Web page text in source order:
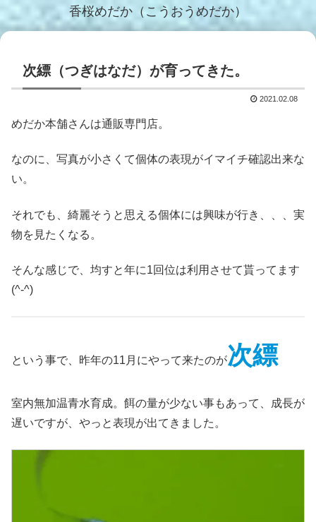
香桜めだか（こうおうめだか）
次縹（つぎはなだ）が育ってきた。
2021.02.08
めだか本舗さんは通販専門店。
なのに、写真が小さくて個体の表現がイマイチ確認出来な
い。
それでも、綺麗そうと思える個体には興味が行き、、、実
物を見たくなる。
そんな感じで、均すと年に1回位は利用させて貰ってます
(^-^)
という事で、昨年の11月にやって来たのが次縹
室内無加温青水育成。餌の量が少ない事もあって、成長が
遅いですが、やっと表現が出てきました。